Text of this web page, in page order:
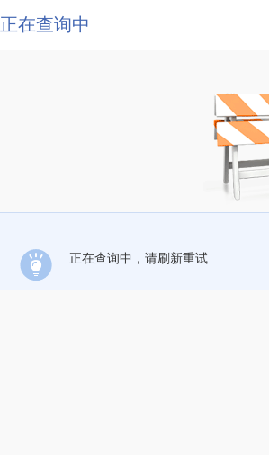
正在查询中
正在查询中，请刷新重试